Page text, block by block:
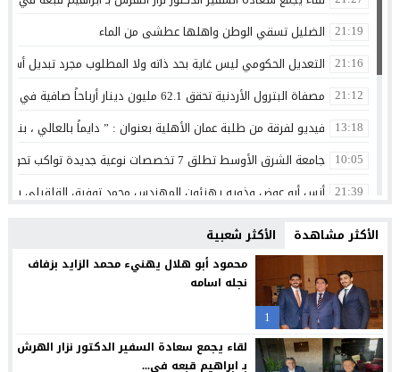
21:19 الضليل تسقي الوطن واهلها عطشى من الماء
21:16 التعديل الحكومي ليس غاية بحد ذاته ولا المطلوب مجرد تبديل
21:12 مصفاة البترول الأردنية تحقق 62.1 مليون دينار أرباحاً صافية في النصف الأول من 2026
13:18 فيديو لفرقة من طلبة عمان الأهلية بعنوان : ” دايماً بالعالي ،
10:05 جامعة الشرق الأوسط تطلق 7 تخصصات نوعية جديدة تواكب تحولات سوق العمل وتستشرف وظائف المستقبل
21:39 أنس أبو عوض وذويه يهنئون المهندس محمد توفيق القلقيلي
الدولة مصانة بمؤسساتها لا بشخوصها
13:34 هندسة عمان الأهلية تحصد المركز الأول بمسابقة مشاريع النقل
13:32 التكنولوجيا الزراعية في عمان الأهلية تشارك بفعاليات اليوم العالمي
13:30 دورة تدريبية بمركز البحوث الدوائية والتشخيصية في عمان
13:25 فيلادلفيا تتصدر مسابقة نقابة المهندسين الأردنيين لمشاريع
الأكثر مشاهدة الأكثر شعبية
1
محمود أبو هلال يهنيء محمد الزايد بزفاف
نجله اسامه
لقاء يجمع سعادة السفير الدكتور نزار الهرش
بـ ابراهيم قبعه في...